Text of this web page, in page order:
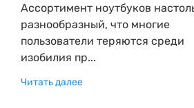
Ассортимент ноутбуков
разнообразный, что многие
пользователи теряются среди
изобилия пр...
Читать далее